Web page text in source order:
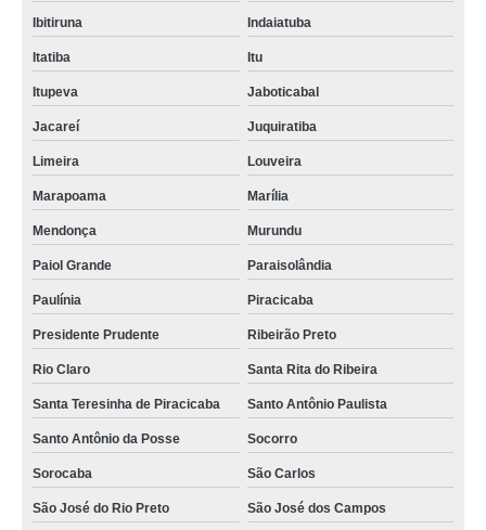
Ibitiruna Indaiatuba
Itatiba Itu
Itupeva Jaboticabal
Jacareí Juquiratiba
Limeira Louveira
Marapoama Marília
Mendonça Murundu
Paiol Grande Paraisolândia
Paulínia Piracicaba
Presidente Prudente Ribeirão Preto
Rio Claro Santa Rita do Ribeira
Santa Teresinha de Piracicaba Santo Antônio Paulista
Santo Antônio da Posse Socorro
Sorocaba São Carlos
São José do Rio Preto São José dos Campos